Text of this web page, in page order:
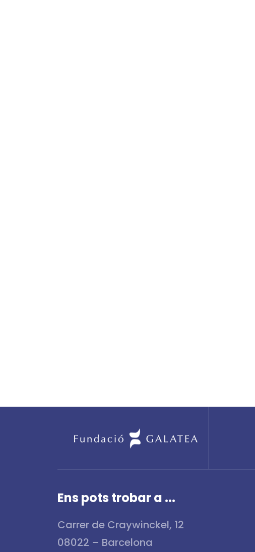
Ens pots trobar a ...
Carrer de Craywinckel, 12
08022 – Barcelona